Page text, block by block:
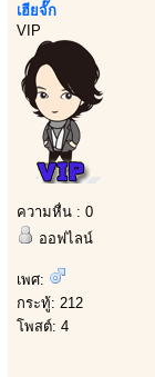
เฮียจั๊ก
VIP
ความหื่น : 0
ออฟไลน์
เพศ:
กระทู้: 212
โพสต์: 4